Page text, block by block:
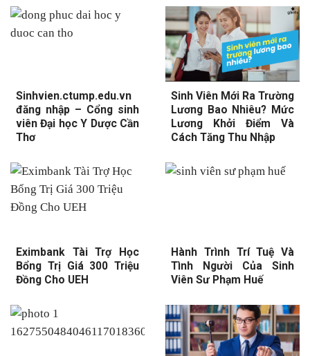
Sinhvien.ctump.edu.vn
đăng nhập – Cổng sinh
viên Đại học Y Dược Cần
Thơ
Sinh Viên Mới Ra Trường
Lương Bao Nhiêu? Mức
Lương Khởi Điểm Và
Cách Tăng Thu Nhập
Eximbank Tài Trợ Học
Bổng Trị Giá 300 Triệu
Đồng Cho UEH
Hành Trình Trí Tuệ Và
Tình Người Của Sinh
Viên Sư Phạm Huế